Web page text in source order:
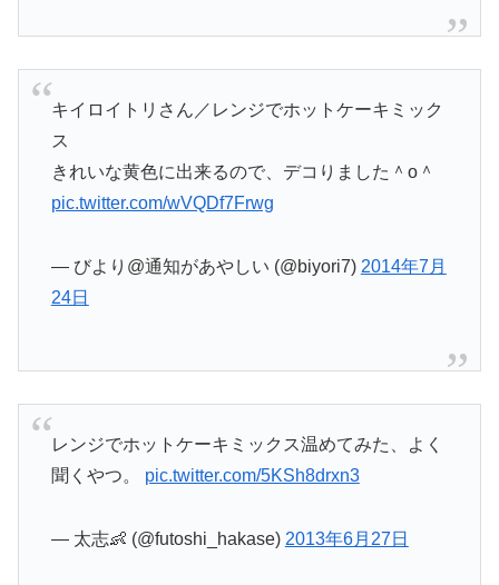
キイロイトリさん／レンジでホットケーキミック
ス
きれいな黄色に出来るので、デコりました＾o＾
pic.twitter.com/wVQDf7Frwg
— びより@通知があやしい (@biyori7) 2014年7月
24日
レンジでホットケーキミックス温めてみた、よく
聞くやつ。 pic.twitter.com/5KSh8drxn3
— 太志👶 (@futoshi_hakase) 2013年6月27日